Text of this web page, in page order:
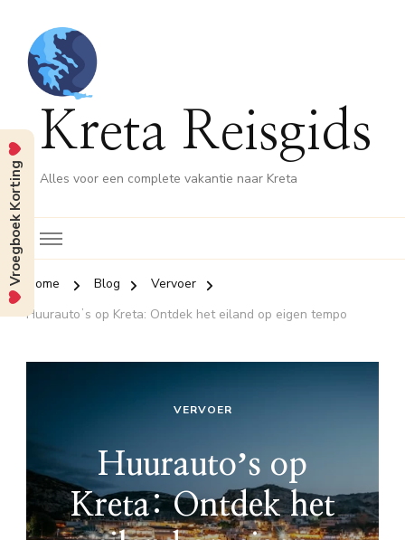
Kreta Reisgids
Alles voor een complete vakantie naar Kreta
Home Blog
Vervoer
Huurautoʼs op Kreta: Ontdek het eiland op eigen tempo
VERVOER
Huurautoʼs op
Kreta: Ontdek het
Vroegboek Korting